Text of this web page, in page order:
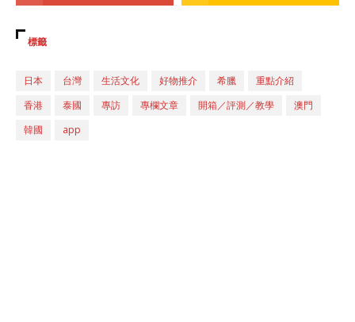
標籤
日本 台灣 生活文化 好物推介 希臘
重點介紹
香港
泰國 專訪 專欄文章 開箱／評測／教學
澳門
韓國
app